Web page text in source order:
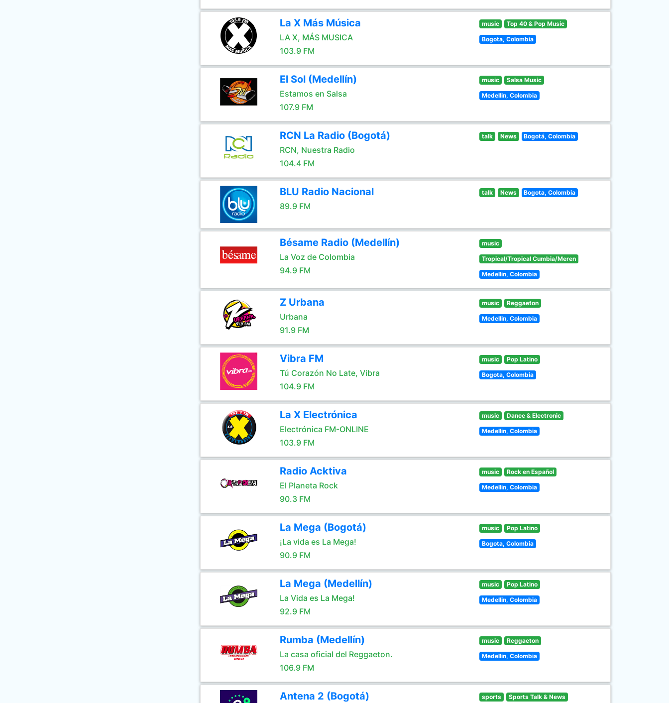
La X Más Música
LA X, MÁS MUSICA
103.9 FM
music Top 40 & Pop Music
Bogota, Colombia
El Sol (Medellín)
Estamos en Salsa
107.9 FM
music Salsa Music
Medellin, Colombia
RCN La Radio (Bogotá)
RCN, Nuestra Radio
104.4 FM
talk News Bogotá, Colombia
BLU Radio Nacional
89.9 FM
talk News Bogota, Colombia
Bésame Radio (Medellín)
La Voz de Colombia
94.9 FM
music
Tropical/Tropical Cumbia/Meren
Medellin, Colombia
Z Urbana
Urbana
91.9 FM
music Reggaeton
Medellin, Colombia
Vibra FM
Tú Corazón No Late, Vibra
104.9 FM
music Pop Latino
Bogota, Colombia
La X Electrónica
Electrónica FM-ONLINE
103.9 FM
music Dance & Electronic
Medellin, Colombia
Radio Acktiva
El Planeta Rock
90.3 FM
music Rock en Español
Medellin, Colombia
La Mega (Bogotá)
¡La vida es La Mega!
90.9 FM
music Pop Latino
Bogota, Colombia
La Mega (Medellín)
La Vida es La Mega!
92.9 FM
music Pop Latino
Medellin, Colombia
Rumba (Medellín)
La casa oficial del Reggaeton.
106.9 FM
music Reggaeton
Medellin, Colombia
Antena 2 (Bogotá) sports Sports Talk & News